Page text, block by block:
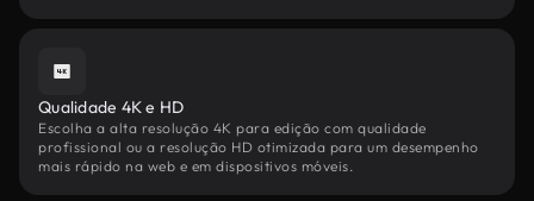
Qualidade 4K e HD
Escolha a alta resolução 4K para edição com qualidade
profissional ou a resolução HD otimizada para um desempenho
mais rápido na web e em dispositivos móveis.